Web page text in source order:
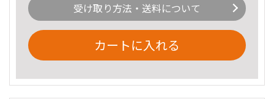
受け取り方法・送料について
カートに入れる